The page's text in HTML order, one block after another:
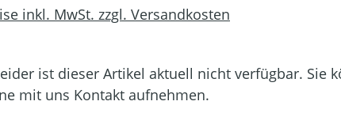
inkl. MwSt. zzgl. Versandkosten
ist dieser Artikel aktuell nicht verfügbar. Sie
mit uns Kontakt aufnehmen.